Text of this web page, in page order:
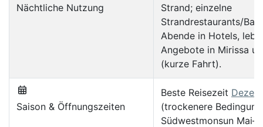
Nächtliche Nutzung
Strand; einzelne
Strandrestaurants/
Abende in Hotels,
Angebote in Mirissa
(kurze Fahrt).
Saison & Öffnungszeiten
Beste Reisezeit
(trockenere
Südwestmonsun